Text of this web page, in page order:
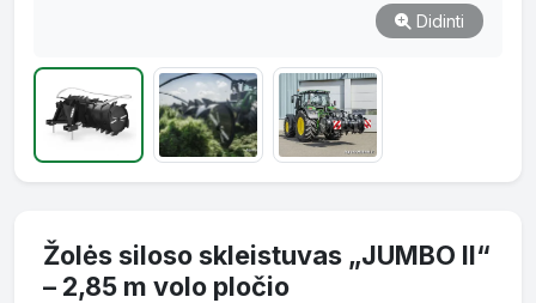
Didinti
Žolės siloso skleistuvas „JUMBO II“
– 2,85 m volo pločio